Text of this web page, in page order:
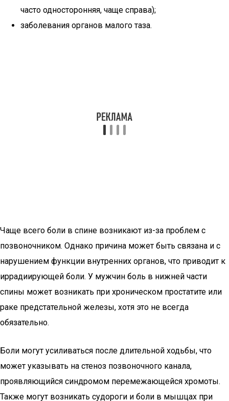
часто односторонняя, чаще справа);
заболевания органов малого таза.
Чаще всего боли в спине возникают из-за проблем с
позвоночником. Однако причина может быть связана и с
нарушением функции внутренних органов, что приводит к
иррадиирующей боли. У мужчин боль в нижней части
спины может возникать при хроническом простатите или
раке предстательной железы, хотя это не всегда
обязательно.
Боли могут усиливаться после длительной ходьбы, что
может указывать на стеноз позвоночного канала,
проявляющийся синдромом перемежающейся хромоты.
Также могут возникать судороги и боли в мышцах при